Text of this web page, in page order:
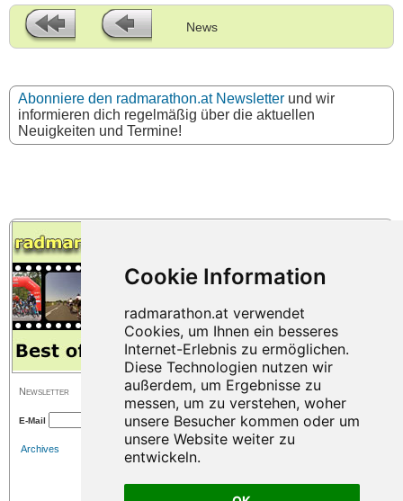
bewältigen.
News
Abonniere den radmarathon.at Newsletter und wir
informieren dich regelmäßig über die aktuellen
Neuigkeiten und Termine!
Newsletter
E-Mail
Archives